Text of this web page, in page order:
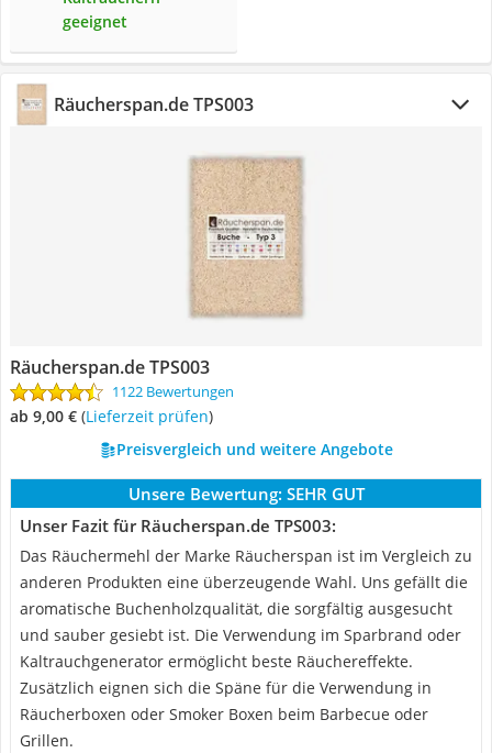
geeignet
Räucherspan.de TPS003
Räucherspan.de TPS003
1122 Bewertungen
ab 9,00 € (Lieferzeit prüfen)
Preisvergleich und weitere Angebote
Unsere Bewertung: SEHR GUT
Unser Fazit für Räucherspan.de TPS003:
Das Räuchermehl der Marke Räucherspan ist im Vergleich zu
anderen Produkten eine überzeugende Wahl. Uns gefällt die
aromatische Buchenholzqualität, die sorgfältig ausgesucht
und sauber gesiebt ist. Die Verwendung im Sparbrand oder
Kaltrauchgenerator ermöglicht beste Räuchereffekte.
Zusätzlich eignen sich die Späne für die Verwendung in
Räucherboxen oder Smoker Boxen beim Barbecue oder
Grillen.